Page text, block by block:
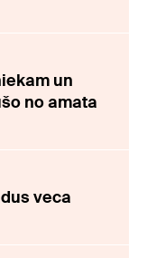
un
no amata
veca